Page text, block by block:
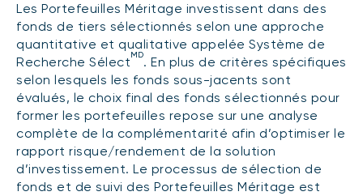
SOLUTIONS DE LIQUIDITÉ
Compte Surintérêt Altamira BNI
CPG à taux fixe
CATÉGORIES D'ACTIFS
Actions
Énoncé politique de placement
(Portefeuilles Méritage)
Les Portefeuilles Méritage investissent dans des
fonds de tiers sélectionnés selon une approche
quantitative et qualitative appelée Système de
Recherche SélectMD. En plus de critères spécifiques
selon lesquels les fonds sous-jacents sont
évalués, le choix final des fonds sélectionnés pour
former les portefeuilles repose sur une analyse
complète de la complémentarité afin d’optimiser le
rapport risque/rendement de la solution
d’investissement. Le processus de sélection de
fonds et de suivi des Portefeuilles Méritage est